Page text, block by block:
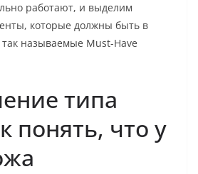
работают, и выделим
которые должны быть в
называемые Must-Have
типа
понять, что у